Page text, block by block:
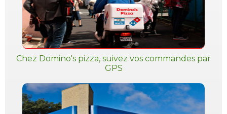
Chez Domino's pizza, suivez vos commandes par
GPS